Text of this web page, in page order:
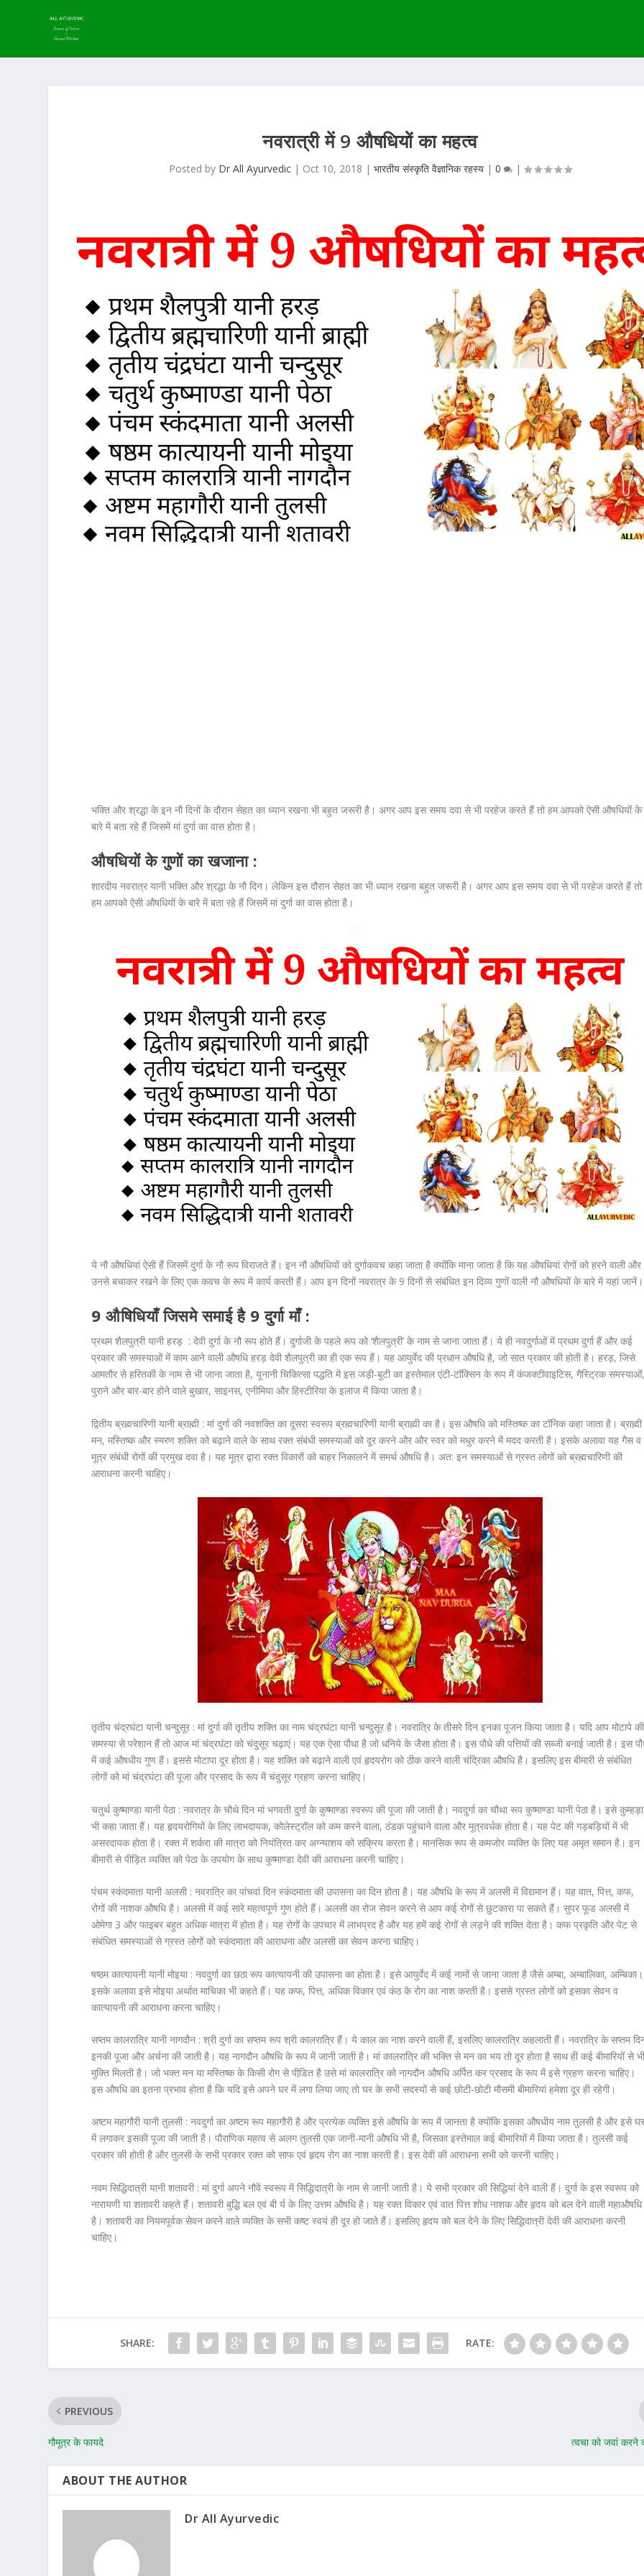
नवरात्री में 9 औषधियों का महत्व
Posted by Dr All Ayurvedic| Oct 10, 2018 | भारतीय संस्कृति वैज्ञानिक रहस्य| 0 |
भक्ति और श्रद्धा के इन नौ दिनों के दौरान सेहत का ध्‍यान रखना भी बहुत जरूरी है। अगर आप इस समय दवा से भी परहेज करते हैं तो हम आपको ऐसी औषधियों के
बारे में बता रहे हैं जिसमें मां दुर्गा का वास होता है।
औषधियों के गुणों का खजाना :
शारदीय नवरात्र यानी भक्ति और श्रद्धा के नौ दिन। लेकिन इस दौरान सेहत का भी ध्‍यान रखना बहुत जरूरी है। अगर आप इस समय दवा से भी परहेज करते हैं तो
हम आपको ऐसी औषधियों के बारे में बता रहे हैं जिसमें मां दुर्गा का वास होता है।
ये नौ औषधियां ऐसी हैं जिसमें दुर्गा के नौ रूप विराजते हैं। इन नौ औषधियों को दुर्गाकवच कहा जाता है क्‍योंकि माना जाता है कि यह औषधि‍यां रोगों को हरने वाली और
उनसे बचाकर रखने के लिए एक कवच के रूप में कार्य करती हैं। आप इन दिनों नवरात्र के 9 दिनों से संबंधित इन दिव्‍य गुणों वाली नौ औषधियों के बारे में यहां जानें।
9 औषिधियाँ जिसमे समाई है 9 दुर्गा माँ :
प्रथम शैलपुत्री यानी हरड़ :देवी दुर्गा के नौ रूप होते हैं। दुर्गाजी के पहले रूप को ‘शैलपुत्री’ के नाम से जाना जाता हैं। ये ही नवदुर्गाओं में प्रथम दुर्गा हैं और कई
प्रकार की समस्याओं में काम आने वाली औषधि‍ हरड़ देवी शैलपुत्री का ही एक रूप हैं। यह आयुर्वेद की प्रधान औषधि है, जो सात प्रकार की होती है। हरड़, जिसे
आमतौर से हरितकी के नाम से भी जाना जाता है, यूनानी चिकित्सा पद्धति में इस जड़ी-बूटी का इस्तेमाल एंटी-टॉक्सिन के रूप में कंजक्टीवाइटिस, गैस्ट्रिक
पुराने और बार-बार होने वाले बुखार, साइनस, एनीमिया और हिस्टीरिया के इलाज में किया जाता है।
द्वितीय ब्रह्मचारिणी यानी ब्राह्मी :मां दुर्गा की नवशक्ति का दूसरा स्वरूप ब्रह्मचारिणी यानी ब्राह्मी का है। इस औषधि को मस्तिष्‍क का टॉनिक कहा जाता है। ब्राह्मी
मन, मस्तिष्‍क और स्मरण शक्ति को बढ़ाने वाले के साथ रक्‍त संबंधी समस्‍याओं को दूर करने और और स्वर को मधुर करने में मदद करती है। इसके अलावा यह गैस व
मूत्र संबंधी रोगों की प्रमुख दवा है। यह मूत्र द्वारा रक्त विकारों को बाहर निकालने में समर्थ औषधि है। अत: इन समस्‍याओं से ग्रस्‍त लोगों को ब्रह्मचारिणी की
आराधना करनी चाहिए।
तृतीय चंद्रघंटा यानी चन्दुसूर :मां दुर्गा की तृतीय शक्ति का नाम चंद्रघंटा यानी चन्दुसूर है। नवरात्रि के तीसरे दिन इनका पूजन किया जाता है। यदि आप मोटापे की
समस्या से परेशान हैं तो आज मां चंद्रघंटा को चंदुसूर चढ़ाएं। यह एक ऐसा पौधा है जो धनिये के जैसा होता है। इस पौधे की पत्तियों की सब्जी बनाई जाती है। इस
में कई औषधीय गुण हैं। इससे मोटापा दूर होता है। यह शक्ति को बढ़ाने वाली एवं हृदयरोग को ठीक करने वाली चंद्रिका औषधि है। इसलिए इस बीमारी से संबंधित
लोगों को मां चंद्रघंटा की पूजा और प्रसाद के रूप में चंदुसूर ग्रहण करना चाहिए।
चतुर्थ कुष्माण्डा यानी पेठा :नवरात्र के चौथे दिन मां भगवती दुर्गा के कुष्माण्डा स्‍वरूप की पूजा की जाती है। नवदुर्गा का चौथा रूप कुष्माण्डा यानी पेठा है। इसे कुम्हड़ा
भी कहा जाता हैं। यह हृदयरोगियों के लिए लाभदायक, कोलेस्ट्रॉल को कम करने वाला, ठंडक पहुंचाने वाला और मूत्रवर्धक होता है। यह पेट की गड़बड़ियों में भी
असरदायक होता है। रक्त में शर्करा की मात्रा को नियंत्रित कर अग्न्याशय को सक्रिय करता है। मानसिक रूप से कमजोर व्यक्ति के लिए यह अमृत समान है। इन
बीमारी से पीड़ित व्यक्ति को पेठा के उपयोग के साथ कुष्माण्डा देवी की आराधना करनी चाहिए।
पंचम स्कंदमाता यानी अलसी :नवरात्रि का पांचवां दिन स्कंदमाता की उपासना का दिन होता है। यह औषधि के रूप में अलसी में विद्यमान हैं। यह वात, पित्त, कफ,
रोगों की नाशक औषधि है। अलसी में कई सारे महत्वपूर्ण गुण होते हैं। अलसी का रोज सेवन करने से आप कई रोगों से छुटकारा पा सकते हैं। सुपर फूड अलसी में
ओमेगा 3 और फाइबर बहुत अधिक मात्रा में होता है। यह रोगों के उपचार में लाभप्रद है और यह हमें कई रोगों से लड़ने की शक्ति देता है। कफ प्रकृति और पेट से
संबंधित समस्‍याओं से ग्रस्‍त लोगों को स्कंदमाता की आराधना और अलसी का सेवन करना चाहिए।
षष्ठम कात्यायनी यानी मोइया :नवदुर्गा का छठा रूप कात्यायनी की उपासना का होता है। इसे आयुर्वेद में कई नामों से जाना जाता है जैसे अम्बा, अम्बालिका, अम्बिका।
इसके अलावा इसे मोइया अर्थात माचिका भी कहते हैं। यह कफ, पित्त, अधिक विकार एवं कंठ के रोग का नाश करती है। इससे ग्रस्‍त लोगों को इसका सेवन व
कात्यायनी की आराधना करना चाहिए।
सप्तम कालरात्रि यानी नागदौन :श्री दुर्गा का सप्तम रूप श्री कालरात्रि हैं। ये काल का नाश करने वाली हैं, इसलिए कालरात्रि कहलाती हैं। नवरात्रि के सप्तम
इनकी पूजा और अर्चना की जाती है। यह नागदौन औषधि के रूप में जानी जाती है। मां कालरात्रि की भक्ति से मन का भय तो दूर होता है साथ ही कई बीमारियों से
मुक्ति मिलती है। जो भक्त मन या मस्तिष्क के किसी रोग से पीडि़त है उसे मां कालरात्रि को नागदौन औषधि अर्पित कर प्रसाद के रूप में इसे ग्रहण करना चाहिए।
इस औषधि का इतना प्रभाव होता है कि यदि इसे अपने घर में लगा लिया जाए तो घर के सभी सदस्यों से कई छोटी-छोटी मौसमी बीमारियां हमेशा दूर ही रहेगी।
अष्टम महागौरी यानी तुलसी :नवदुर्गा का अष्टम रूप महागौरी है और प्रत्येक व्यक्ति इसे औषधि के रूप में जानता है क्योंकि इसका औषधीय नाम तुलसी है और इसे
में लगाकर इसकी पूजा की जाती है। पौराणिक महत्व से अलग तुलसी एक जानी-मानी औषधि भी है, जिसका इस्तेमाल कई बीमारियों में किया जाता है। तुलसी कई
प्रकार की होती है और तुलसी के सभी प्रकार रक्त को साफ एवं हृदय रोग का नाश करती है। इस देवी की आराधना सभी को करनी चाहिए।
नवम सिद्धिदात्री यानी शतावरी :मां दुर्गा अपने नौवें स्वरूप में सिद्धिदात्री के नाम से जानी जाती है। ये सभी प्रकार की सिद्धियां देने वाली हैं। दुर्गा के इस स्‍वरूप को
नारायणी या शतावरी कहते हैं। शतावरी बुद्धि बल एवं बी र्य के लिए उत्तम औषधि है। यह रक्त विकार एवं वात पित्त शोध नाशक और हृदय को बल देने वाली महाऔषधि
है। शतावरी का नियमपूर्वक सेवन करने वाले व्‍यक्ति के सभी कष्ट स्वयं ही दूर हो जाते हैं। इसलिए हृदय को बल देने के लिए सिद्धिदात्री देवी की आराधना करनी
चाहिए।
SHARE: RATE:
PREVIOUS
गौमूत्र के फायदे त्वचा को जवां करने
ABOUT THE AUTHOR
Dr All Ayurvedic